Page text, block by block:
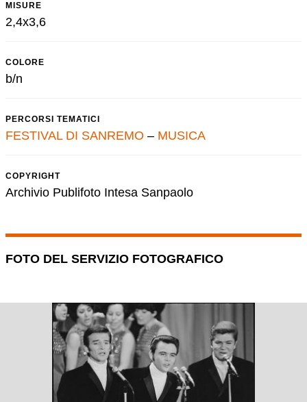
MISURE
2,4x3,6
COLORE
b/n
PERCORSI TEMATICI
FESTIVAL DI SANREMO – MUSICA
COPYRIGHT
Archivio Publifoto Intesa Sanpaolo
FOTO DEL SERVIZIO FOTOGRAFICO